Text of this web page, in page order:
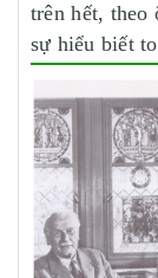
trên hết, theo
sự hiểu biết